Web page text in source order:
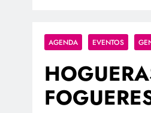
AGENDA EVENTOS